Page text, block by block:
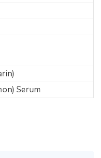
Serum